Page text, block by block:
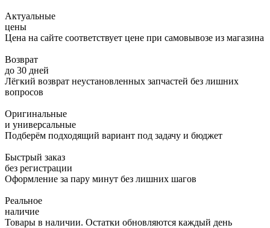
Актуальные
цены
Цена на сайте соответствует цене при самовывозе из магазина
Возврат
до 30 дней
Лёгкий возврат неустановленных запчастей без лишних
вопросов
Оригинальные
и универсальные
Подберём подходящий вариант под задачу и бюджет
Быстрый заказ
без регистрации
Оформление за пару минут без лишних шагов
Реальное
наличие
Товары в наличии. Остатки обновляются каждый день